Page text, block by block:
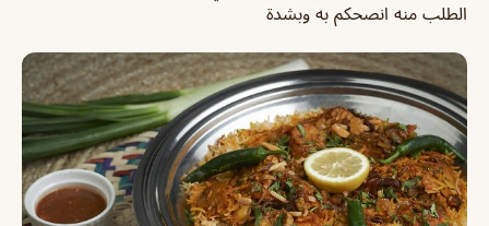
الطلب منه انصحكم به وبشدة